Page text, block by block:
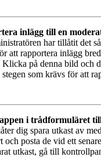
inlägg till en
har tillåtit det
att rapportera inlägg
på denna bild och
som krävs för att
i trådformuläret
dig spara utkast av
och posta de vid ett
utkast, gå till